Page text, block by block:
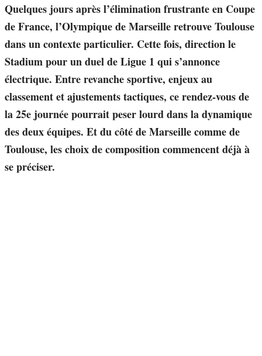
Quelques jours après l’élimination frustrante en Coupe
de France, l’Olympique de Marseille retrouve Toulouse
dans un contexte particulier. Cette fois, direction le
Stadium pour un duel de Ligue 1 qui s’annonce
électrique. Entre revanche sportive, enjeux au
classement et ajustements tactiques, ce rendez-vous de
la 25e journée pourrait peser lourd dans la dynamique
des deux équipes. Et du côté de Marseille comme de
Toulouse, les choix de composition commencent déjà à
se préciser.